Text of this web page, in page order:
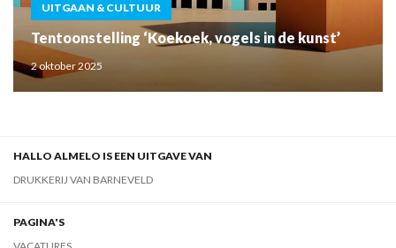
UITGAAN & CULTUUR
Tentoonstelling ‘Koekoek, vogels in de kunst’
2 oktober 2025
HALLO ALMELO IS EEN UITGAVE VAN
DRUKKERIJ VAN BARNEVELD
PAGINA'S